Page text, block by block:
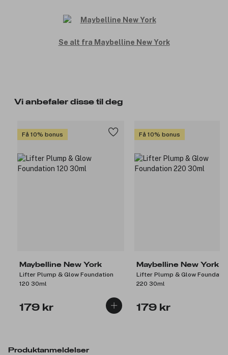
Se alt fra Maybelline New York
Vi anbefaler disse til deg
Få 10% bonus
Maybelline New York
Lifter Plump & Glow Foundation
120 30ml
179 kr
Få 10% bonus
Maybelline New York
Lifter Plump & Glow
220 30ml
179 kr
Produktanmeldelser